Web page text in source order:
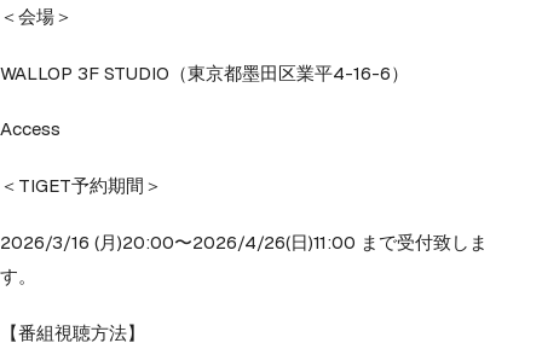
＜会場＞
WALLOP 3F STUDIO（東京都墨田区業平4-16-6）
Access
＜TIGET予約期間＞
2026/3/16 (月)20:00〜2026/4/26(日)11:00 まで受付致しま
す。
【番組視聴方法】